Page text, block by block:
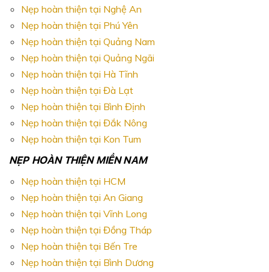
Nẹp hoàn thiện tại Nghệ An
Nẹp hoàn thiện tại Phú Yên
Nẹp hoàn thiện tại Quảng Nam
Nẹp hoàn thiện tại Quảng Ngãi
Nẹp hoàn thiện tại Hà Tĩnh
Nẹp hoàn thiện tại Đà Lạt
Nẹp hoàn thiện tại Bình Định
Nẹp hoàn thiện tại Đắk Nông
Nẹp hoàn thiện tại Kon Tum
NẸP HOÀN THIỆN MIỀN NAM
Nẹp hoàn thiện tại HCM
Nẹp hoàn thiện tại An Giang
Nẹp hoàn thiện tại Vĩnh Long
Nẹp hoàn thiện tại Đồng Tháp
Nẹp hoàn thiện tại Bến Tre
Nẹp hoàn thiện tại Bình Dương